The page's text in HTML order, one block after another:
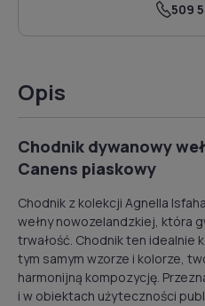
509
Opis
Chodnik dywanowy
Canens piaskowy
Chodnik z kolekcji Agnella
wełny nowozelandzkiej, która
trwałość. Chodnik ten idealnie
tym samym wzorze i kolorze,
harmonijną kompozycję.
i w obiektach użyteczności